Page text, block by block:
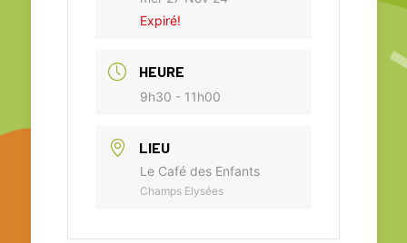
Expiré!
HEURE
9h30 - 11h00
LIEU
Le Café des Enfants
Champs Elysées